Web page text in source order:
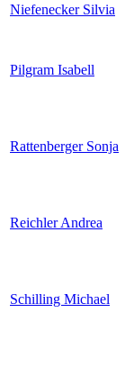
Niefenecker Silvia
Pilgram Isabell
Rattenberger Sonja
Reichler Andrea
Schilling Michael